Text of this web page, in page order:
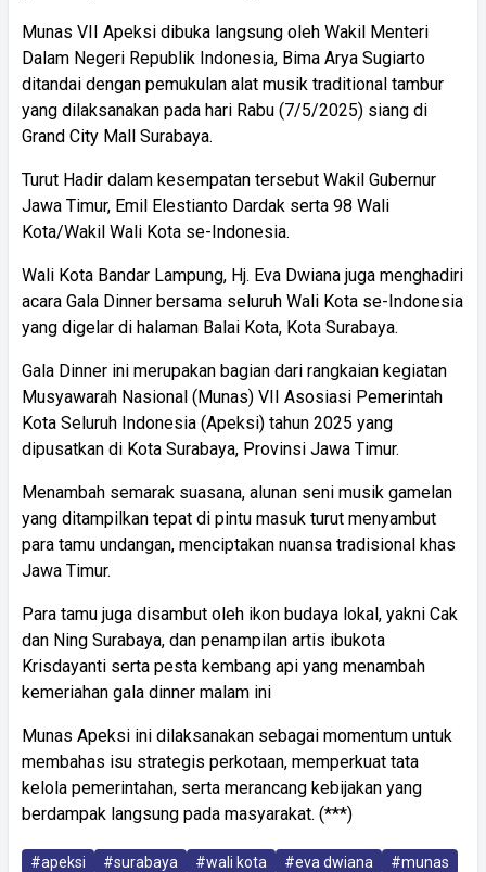
Munas VII Apeksi dibuka langsung oleh Wakil Menteri
Dalam Negeri Republik Indonesia, Bima Arya Sugiarto
ditandai dengan pemukulan alat musik traditional tambur
yang dilaksanakan pada hari Rabu (7/5/2025) siang di
Grand City Mall Surabaya.
Turut Hadir dalam kesempatan tersebut Wakil Gubernur
Jawa Timur, Emil Elestianto Dardak serta 98 Wali
Kota/Wakil Wali Kota se-Indonesia.
Wali Kota Bandar Lampung, Hj. Eva Dwiana juga menghadiri
acara Gala Dinner bersama seluruh Wali Kota se-Indonesia
yang digelar di halaman Balai Kota, Kota Surabaya.
Gala Dinner ini merupakan bagian dari rangkaian kegiatan
Musyawarah Nasional (Munas) VII Asosiasi Pemerintah
Kota Seluruh Indonesia (Apeksi) tahun 2025 yang
dipusatkan di Kota Surabaya, Provinsi Jawa Timur.
Menambah semarak suasana, alunan seni musik gamelan
yang ditampilkan tepat di pintu masuk turut menyambut
para tamu undangan, menciptakan nuansa tradisional khas
Jawa Timur.
Para tamu juga disambut oleh ikon budaya lokal, yakni Cak
dan Ning Surabaya, dan penampilan artis ibukota
Krisdayanti serta pesta kembang api yang menambah
kemeriahan gala dinner malam ini
Munas Apeksi ini dilaksanakan sebagai momentum untuk
membahas isu strategis perkotaan, memperkuat tata
kelola pemerintahan, serta merancang kebijakan yang
berdampak langsung pada masyarakat. (***)
#apeksi #surabaya #wali kota #eva dwiana #munas